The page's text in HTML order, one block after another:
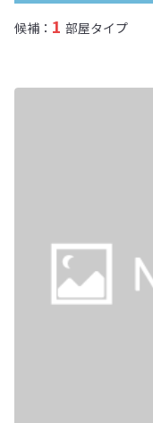
候補： 1 部屋タイプ